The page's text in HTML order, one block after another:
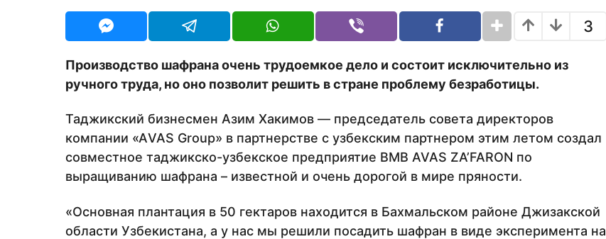
Y
U
н
з
а
3
Производство шафрана очень трудоемкое дело и состоит исключительно из
ручного труда, но оно позволит решить в стране проблему безработицы.
Таджикский бизнесмен Азим Хакимов — председатель совета директоров
компании «АVAS Group» в партнерстве с узбекским партнером этим летом создал
совместное таджикско-узбекское предприятие BMB AVAS ZA’FARON по
выращиванию шафрана – известной и очень дорогой в мире пряности.
«Основная плантация в 50 гектаров находится в Бахмальском районе Джизакской
области Узбекистана, а у нас мы решили посадить шафран в виде эксперимента на